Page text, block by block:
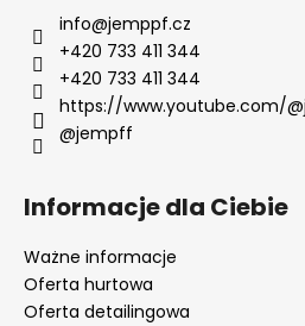
info@jemppf.cz
+420 733 411 344
+420 733 411 344
https://www.youtube.com/
@jempff
Informacje dla Ciebie
Ważne informacje
Oferta hurtowa
Oferta detailingowa